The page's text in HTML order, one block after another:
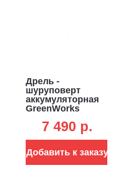
Дрель -
шуруповерт
аккумуляторная
GreenWorks
ЗУ (PRC, BL 24В,
60 Нм, 1.4 кг)
7 490 p.
Добавить к заказу